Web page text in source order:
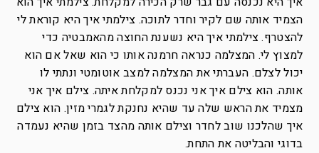
הצמיד אותה שם לקיר וחדר לתוכה. צילמתי איך היא קוראת לי
להצטרף. צילמתי איך היא נשענת החוצה מהאמבטיה כדי
למצוץ לי. המצלמה כנראה חרמנה אותו כי הוא שאל אם הוא
יכול לצלם. העברתי את המצלמה למצב אוטומטי ונתתי לו
אותה. הוא צילם איך אני נכנס למקלחת איתה. צילם איך אני
מצמיד את הראש שלה עד שהיא נחנקת לגמרי מזין. הוא צילם
איך שהלכנו שוב לחדר וצילם אותה מהצד בזמן שהיא נעמדה
בדוגי והבליטה את התחת.